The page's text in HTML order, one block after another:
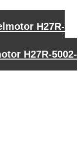
H27R-
H27R-5002-